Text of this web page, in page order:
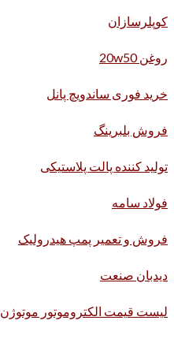
کوپلرسازان
روغن 20w50
خرید فوری ساندویچ پانل
فروش بلبرینگ
تولید کننده پالت پلاستیکی
فولاد سامه
فروش و تعمیر پمپ هیدرولیک
دیدبان صنعت
لیست قیمت الکتروموتور موتوژن